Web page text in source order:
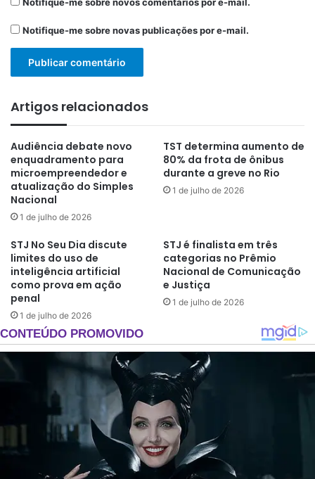
Notifique-me sobre novas publicações por e-mail.
Artigos relacionados
Audiência debate novo
enquadramento para
microempreendedor e
atualização do Simples
Nacional
1 de julho de 2026
TST determina aumento de
80% da frota de ônibus
durante a greve no Rio
1 de julho de 2026
STJ No Seu Dia discute
limites do uso de
inteligência artificial
como prova em ação
penal
1 de julho de 2026
STJ é finalista em três
categorias no Prêmio
Nacional de Comunicação
e Justiça
1 de julho de 2026